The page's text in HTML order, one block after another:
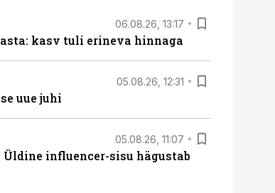
06.08.26, 13:17
kasv tuli erineva hinnaga
05.08.26, 12:31
uue juhi
05.08.26, 11:07
influencer-sisu hägustab